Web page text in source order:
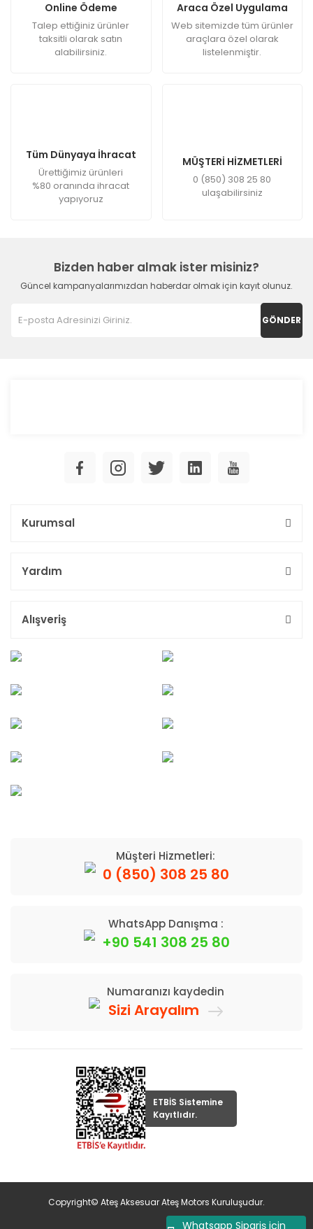
Whatsapp Sipariş için
Online Ödeme
Talep ettiğiniz ürünler
taksitli olarak satın
alabilirsiniz.
Araca Özel Uygulama
Web sitemizde tüm ürünler
araçlara özel olarak
listelenmiştir.
Tüm Dünyaya İhracat
Ürettiğimiz ürünleri
%80 oranında ihracat
yapıyoruz
MÜŞTERİ HİZMETLERİ
0 (850) 308 25 80
ulaşabilirsiniz
Bizden haber almak ister misiniz?
Güncel kampanyalarımızdan haberdar olmak için kayıt olunuz.
GÖNDER
Kurumsal
Yardım
Alışveriş
Müşteri Hizmetleri:
0 (850) 308 25 80
WhatsApp Danışma :
+90 541 308 25 80
Numaranızı kaydedin
Sizi Arayalım
ETBİS Sistemine
Kayıtlıdır.
Copyright© Ateş Aksesuar Ateş Motors Kuruluşudur.